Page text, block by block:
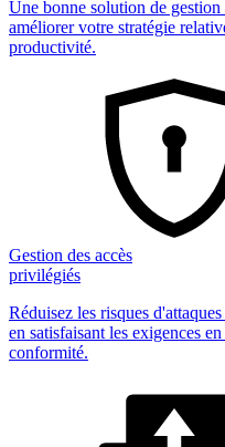
Une bonne solution de gestion
améliorer votre stratégie
productivité.
Gestion des accès
privilégiés
Réduisez les risques
en satisfaisant les exigences
conformité.